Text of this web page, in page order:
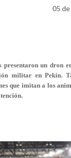
05
presentaron un dron
militar en Pekín.
que imitan a los